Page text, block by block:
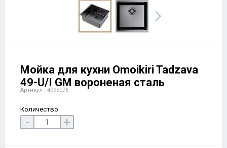
Мойка для кухни Omoikiri Tadzava
49-U/I GM вороненая сталь
Артикул : 4993076
Количество
- +